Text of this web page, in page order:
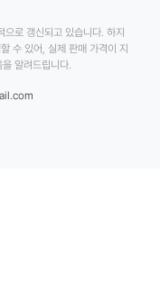
로 갱신되고 있습니다. 하지
수 있어, 실제 판매 가격이 지
알려드립니다.